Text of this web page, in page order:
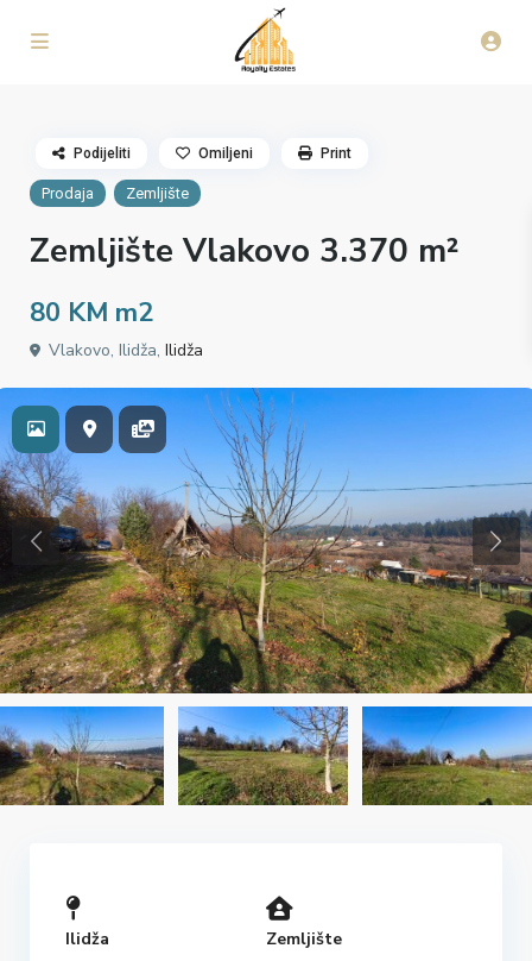
Prodaja Zemljište
Zemljište Vlakovo 3.370 m²
80 KM m2
Vlakovo, Ilidža,Ilidža
Podijeliti Omiljeni Print
Ilidža Zemljište